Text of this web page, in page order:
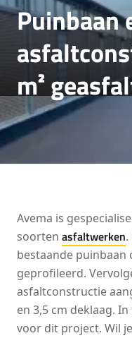
Puinbaan
m²
Avema is
soorten asfaltwerken
bestaande
geprofileerd.
asfaltconstructie
en 3,5 cm deklaag.
voor dit project. Wil